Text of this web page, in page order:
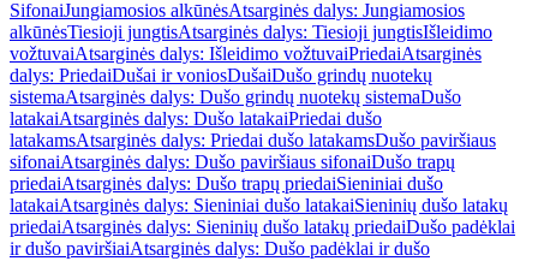
SifonaiJungiamosios alkūnėsAtsarginės dalys: Jungiamosios
alkūnėsTiesioji jungtisAtsarginės dalys: Tiesioji jungtisIšleidimo
vožtuvaiAtsarginės dalys: Išleidimo vožtuvaiPriedaiAtsarginės
dalys: PriedaiDušai ir voniosDušaiDušo grindų nuotekų
sistemaAtsarginės dalys: Dušo grindų nuotekų sistemaDušo
latakaiAtsarginės dalys: Dušo latakaiPriedai dušo
latakamsAtsarginės dalys: Priedai dušo latakamsDušo paviršiaus
sifonaiAtsarginės dalys: Dušo paviršiaus sifonaiDušo trapų
priedaiAtsarginės dalys: Dušo trapų priedaiSieniniai dušo
latakaiAtsarginės dalys: Sieniniai dušo latakaiSieninių dušo latakų
priedaiAtsarginės dalys: Sieninių dušo latakų priedaiDušo padėklai
ir dušo paviršiaiAtsarginės dalys: Dušo padėklai ir dušo